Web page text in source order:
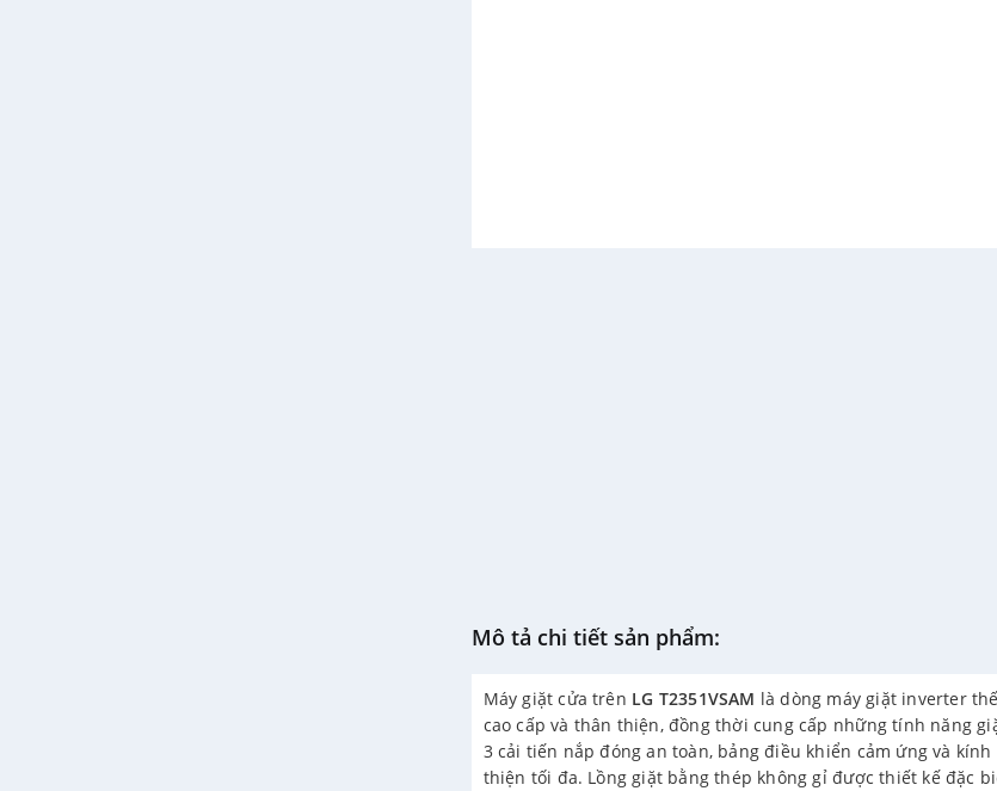
Mô tả chi tiết sản phẩm:
Máy giặt cửa trên LG T2351VSAM là dòng máy giặt inverter
cao cấp và thân thiện, đồng thời cung cấp những tính năng
3 cải tiến nắp đóng an toàn, bảng điều khiển cảm ứng và
thiện tối đa. Lồng giặt bằng thép không gỉ được thiết kế đặc